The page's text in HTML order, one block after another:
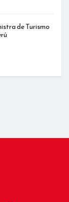
de Turismo